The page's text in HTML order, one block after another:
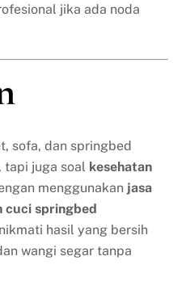
jika ada noda
sofa, dan springbed
tapi juga soal kesehatan
menggunakan jasa
cuci springbed
hasil yang bersih
wangi segar tanpa